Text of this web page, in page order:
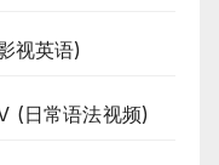
视英语)
(日常语法视频)